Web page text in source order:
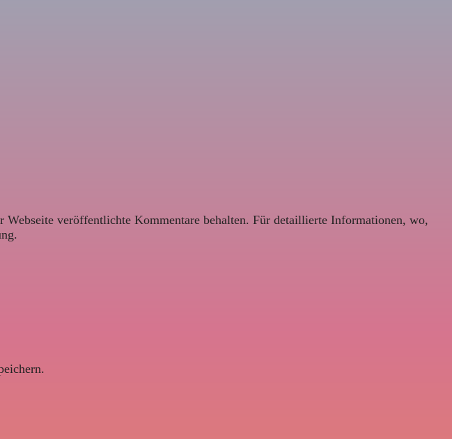
veröffentlichte Kommentare behalten. Für detaillierte Informationen, wo,